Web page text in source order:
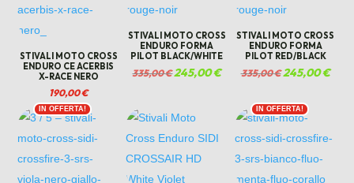
STIVALI MOTO CROSS
ENDURO CE ACERBIS
X-RACE NERO
190,00€
STIVALI MOTO CROSS
ENDURO FORMA
PILOT BLACK/WHITE
335,00€ Il
335,00 €.
245,00€Il
245,00 €.
STIVALI MOTO CROSS
ENDURO FORMA
PILOT RED/BLACK
335,00€Il
era:
335,00 €.
245,00€Il
IN OFFERTA! IN OFFERTA!